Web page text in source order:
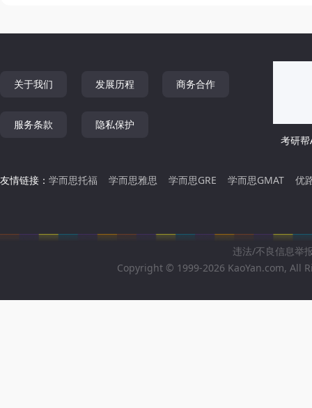
关于我们 发展历程 商务合作
服务条款
隐私保护
考研帮
友情链接： 学而思托福 学而思雅思 学而思GRE 学而思GMAT 优
违法/不良信息举
Copyright © 1999-2026 KaoYan.com, All